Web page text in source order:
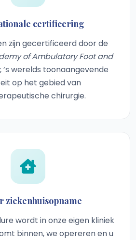
certificering
zijn gecertificeerd door de
of Ambulatory Foot and
, ’s werelds toonaangevende
op het gebied van
chirurgie.
ziekenhuisopname
wordt in onze eigen kliniek
binnen, we opereren en u